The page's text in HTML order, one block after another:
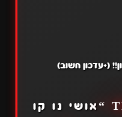
אושי נו קו